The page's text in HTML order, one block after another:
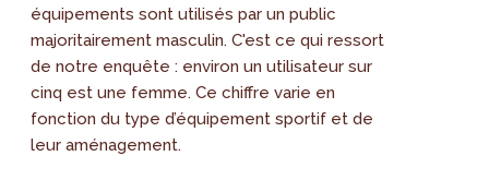
équipements sont utilisés par un public
majoritairement masculin. C'est ce qui ressort
de notre enquête : environ un utilisateur sur
cinq est une femme. Ce chiffre varie en
fonction du type d’équipement sportif et de
leur aménagement.